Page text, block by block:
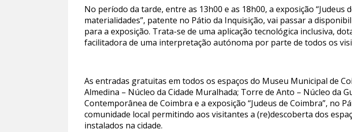
No período da tarde, entre as 13h00 e as 18h00, a exposição
materialidades”, patente no Pátio da Inquisição, vai passar a
para a exposição. Trata-se de uma aplicação tecnológica inclusiva,
facilitadora de uma interpretação autónoma por parte de todos os
As entradas gratuitas em todos os espaços do Museu Municipal de
Almedina – Núcleo da Cidade Muralhada; Torre de Anto – Núcleo da
Contemporânea de Coimbra e a exposição “Judeus de Coimbra”, no
comunidade local permitindo aos visitantes a (re)descoberta dos
instalados na cidade.